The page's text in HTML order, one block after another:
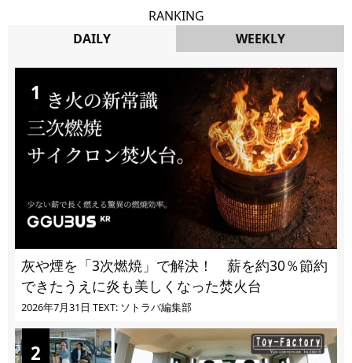
RANKING
DAILY
WEEKLY
灰や煙を「3次燃焼」で解決！ 薪を約30％節約
できたうえに炎も美しくなった焚火台
2026年7月31日 TEXT: ソトラバ編集部